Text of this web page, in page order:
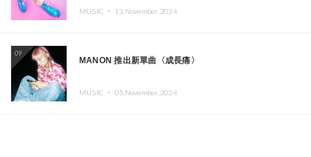
MUSIC ・ 13.November.2024
09
MANON 推出新單曲〈成長痛〉
MUSIC ・ 05.November.2024